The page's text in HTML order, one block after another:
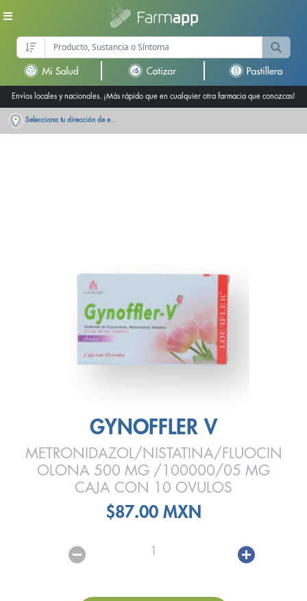
Envíos locales y nacionales. ¡Más rápido que en cualquier otra farmacia que conozcas!
Selecciona tu dirección de entrega
GYNOFFLER V
METRONIDAZOL/NISTATINA/FLUOCIN
OLONA 500 MG /100000/05 MG
CAJA CON 10 OVULOS
$87.00 MXN
1